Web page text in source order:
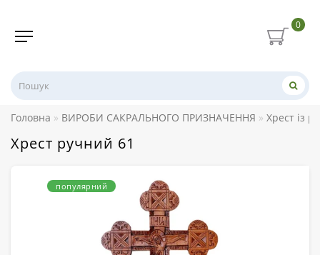
0
Головна ВИРОБИ САКРАЛЬНОГО ПРИЗНАЧЕННЯ Хрест із
Хрест ручний 61
популярний